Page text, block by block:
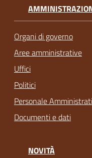
Organi di governo
Aree amministrative
Uffici
Politici
Personale
Documenti e dati
NOVITÀ